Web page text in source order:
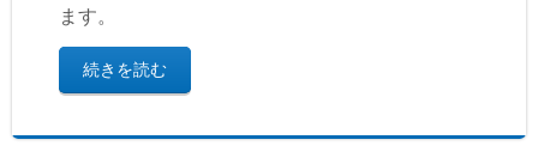
ます。
続きを読む